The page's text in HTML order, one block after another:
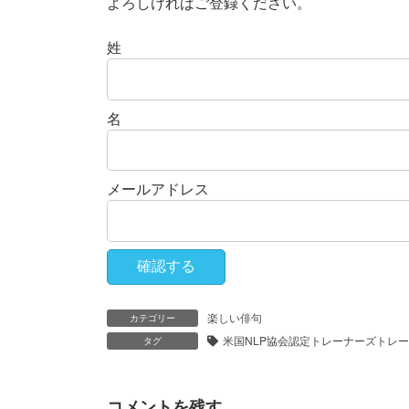
姓
名
メールアドレス
カテゴリー 楽しい俳句
タグ 米国NLP協会認定トレーナーズトレ